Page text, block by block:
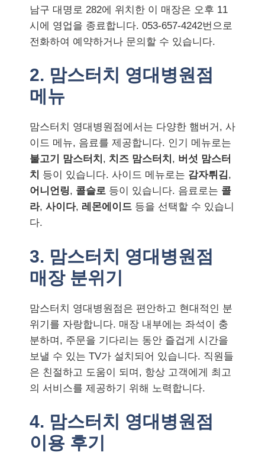
남구 대명로 282에 위치한 이 매장은 오후 11
시에 영업을 종료합니다. 053-657-4242번으로
전화하여 예약하거나 문의할 수 있습니다.
2. 맘스터치 영대병원점
메뉴
맘스터치 영대병원점에서는 다양한 햄버거, 사
이드 메뉴, 음료를 제공합니다. 인기 메뉴로는
불고기 맘스터치 , 치즈 맘스터치 , 버섯 맘스터
치 등이 있습니다. 사이드 메뉴로는 감자튀김,
어니언링, 콜슬로 등이 있습니다. 음료로는 콜
라, 사이다, 레몬에이드 등을 선택할 수 있습니
다.
3. 맘스터치 영대병원점
매장 분위기
맘스터치 영대병원점은 편안하고 현대적인 분
위기를 자랑합니다. 매장 내부에는 좌석이 충
분하며, 주문을 기다리는 동안 즐겁게 시간을
보낼 수 있는 TV가 설치되어 있습니다. 직원들
은 친절하고 도움이 되며, 항상 고객에게 최고
의 서비스를 제공하기 위해 노력합니다.
4. 맘스터치 영대병원점
이용 후기